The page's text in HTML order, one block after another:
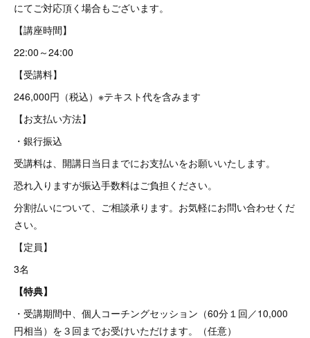
にてご対応頂く場合もございます。
【講座時間】
22:00～24:00
【受講料】
246,000円（税込）※テキスト代を含みます
【お支払い方法】
・銀行振込
受講料は、開講日当日までにお支払いをお願いいたします。
恐れ入りますが振込手数料はご負担ください。
分割払いについて、ご相談承ります。お気軽にお問い合わせくだ
さい。
【定員】
3名
【特典】
・受講期間中、個人コーチングセッション（60分１回／10,000
円相当）を３回までお受けいただけます。（任意）